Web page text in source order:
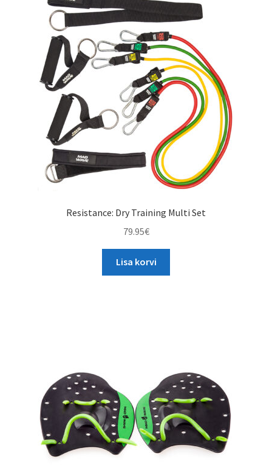
TAGASTUS
TELLIMUSE ESITAMINE
TOOTED
Resistance: Dry Training Multi Set
79.95€
Lisa korvi